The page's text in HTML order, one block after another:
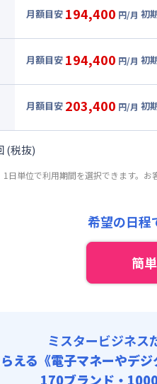
月額目安 194,400 円/月 初
150,000円/月 (5,000
光熱費他 : 24,000円/月
清掃料他 : 25,000円/回 (税
その他費用 :
月額目安 194,400 円/月 初
150,000円/月 (5,000
光熱費他 : 24,000円/月
清掃料他 :
その他費用 :
月額目安 203,400 円/月 初
月額賃料目安(30日利用)
光熱費他 : 24,000円/月
(税抜)
単位で利用期間を選択できます。お
希望の日程
簡
ミスタービジネス
える 《電子マネーやデ
170ブランド・